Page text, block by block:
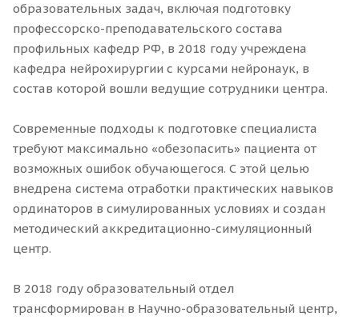
образовательных задач, включая подготовку
профессорско-преподавательского состава
профильных кафедр РФ, в 2018 году учреждена
кафедра нейрохирургии с курсами нейронаук, в
состав которой вошли ведущие сотрудники центра.
Современные подходы к подготовке специалиста
требуют максимально «обезопасить» пациента от
возможных ошибок обучающегося. С этой целью
внедрена система отработки практических навыков
ординаторов в симулированных условиях и создан
методический аккредитационно-симуляционный
центр.
В 2018 году образовательный отдел
трансформирован в Научно-образовательный центр,